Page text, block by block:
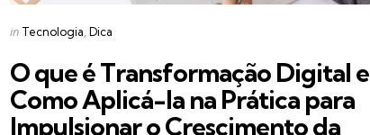
Categories
Posted
in Tecnologia Dica
O que é Transformação Digital e
Como Aplicá-la na Prática para
Impulsionar o Crescimento da